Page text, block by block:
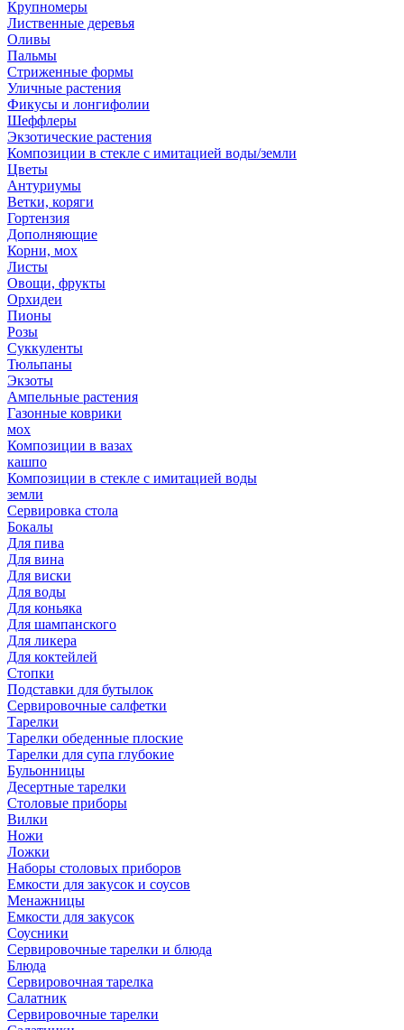
Крупномеры
Лиственные деревья
Оливы
Пальмы
Стриженные формы
Уличные растения
Фикусы и лонгифолии
Шеффлеры
Экзотические растения
Композиции в стекле с имитацией воды/земли
Цветы
Антуриумы
Ветки, коряги
Гортензия
Дополняющие
Корни, мох
Листы
Овощи, фрукты
Орхидеи
Пионы
Розы
Суккуленты
Тюльпаны
Экзоты
Ампельные растения
Газонные коврики
мох
Композиции в вазах
кашпо
Композиции в стекле с имитацией воды
земли
Сервировка стола
Бокалы
Для пива
Для вина
Для виски
Для воды
Для коньяка
Для шампанского
Для ликера
Для коктейлей
Стопки
Подставки для бутылок
Сервировочные салфетки
Тарелки
Тарелки обеденные плоские
Тарелки для супа глубокие
Бульонницы
Десертные тарелки
Столовые приборы
Вилки
Ножи
Ложки
Наборы столовых приборов
Емкости для закусок и соусов
Менажницы
Емкости для закусок
Соусники
Сервировочные тарелки и блюда
Блюда
Сервировочная тарелка
Салатник
Сервировочные тарелки